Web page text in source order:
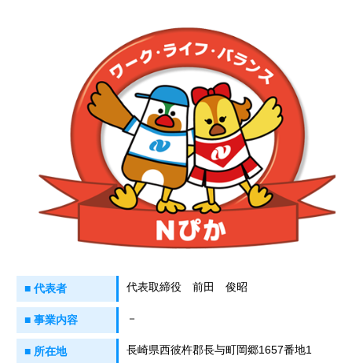
■ 代表者 代表取締役 前田 俊昭
■ 事業内容 －
■ 所在地 長崎県西彼杵郡長与町岡郷1657番地1